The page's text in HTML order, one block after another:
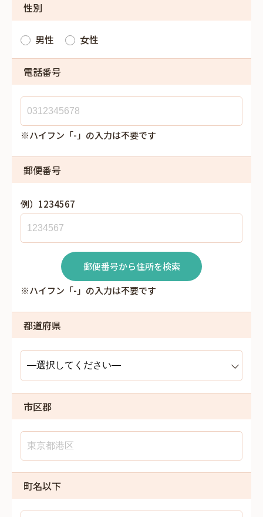
性別
男性 女性
電話番号
※ハイフン「-」の入力は不要です
郵便番号
例）1234567
郵便番号から住所を検索
※ハイフン「-」の入力は不要です
都道府県
市区郡
町名以下